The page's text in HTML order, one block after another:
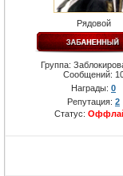
Рядовой
Группа:
Сообщений:
Награды: 0
Репутация: 2
Статус: